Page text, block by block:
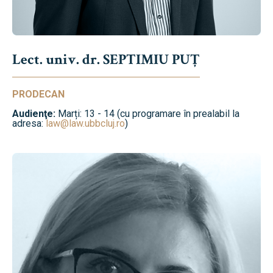
Lect. univ. dr. SEPTIMIU PUȚ
PRODECAN
Audienţe: Marți: 13 - 14 (cu programare în prealabil la
adresa:law@law.ubbcluj.ro)